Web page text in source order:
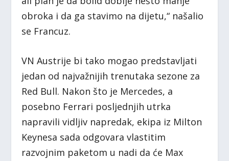
obroka i da ga stavimo na dijetu,“ našalio
se Francuz.
VN Austrije bi tako mogao predstavljati
jedan od najvažnijih trenutaka sezone za
Red Bull. Nakon što je Mercedes, a
posebno Ferrari posljednjih utrka
napravili vidljiv napredak, ekipa iz Milton
Keynesa sada odgovara vlastitim
razvojnim paketom u nadi da će Max